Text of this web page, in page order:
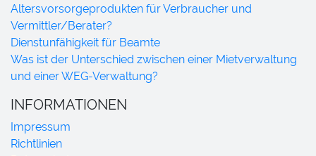
Altersvorsorgeprodukten für Verbraucher und
Vermittler/Berater?
Dienstunfähigkeit für Beamte
Was ist der Unterschied zwischen einer Mietverwaltung
und einer WEG-Verwaltung?
INFORMATIONEN
Impressum
Richtlinien